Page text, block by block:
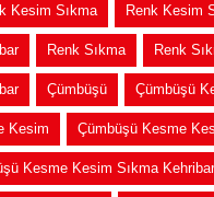
Kesim Sıkma Renk Kesim
Renk Sıkma Renk
Çümbüşü Çümbüşü
Kesim Çümbüşü Kesme
Kesme Kesim Sıkma Kehribar